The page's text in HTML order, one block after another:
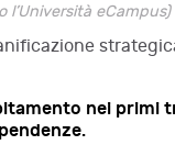
l’Università eCampus)
nei primi